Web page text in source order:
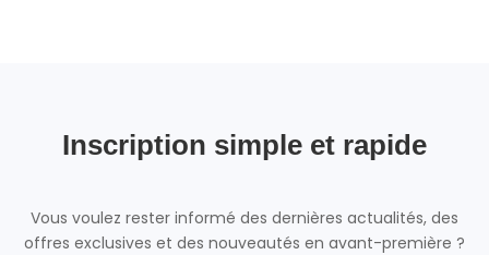
Inscription simple et rapide
Vous voulez rester informé des dernières actualités, des
offres exclusives et des nouveautés en avant-première ?